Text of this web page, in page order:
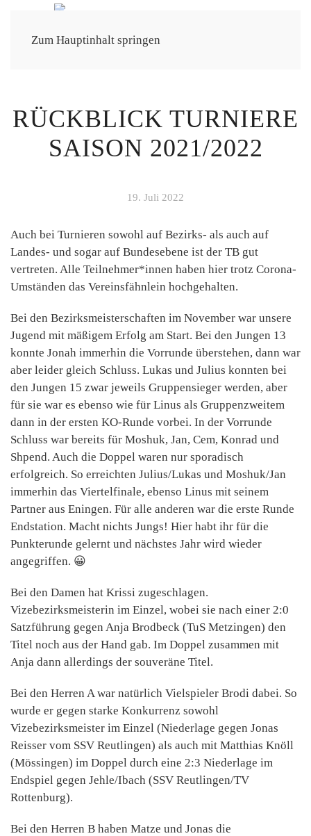
Zum Hauptinhalt springen
RÜCKBLICK TURNIERE
SAISON 2021/2022
19. Juli 2022
Auch bei Turnieren sowohl auf Bezirks- als auch auf
Landes- und sogar auf Bundesebene ist der TB gut
vertreten. Alle Teilnehmer*innen haben hier trotz Corona-
Umständen das Vereinsfähnlein hochgehalten.
Bei den Bezirksmeisterschaften im November war unsere
Jugend mit mäßigem Erfolg am Start. Bei den Jungen 13
konnte Jonah immerhin die Vorrunde überstehen, dann war
aber leider gleich Schluss. Lukas und Julius konnten bei
den Jungen 15 zwar jeweils Gruppensieger werden, aber
für sie war es ebenso wie für Linus als Gruppenzweitem
dann in der ersten KO-Runde vorbei. In der Vorrunde
Schluss war bereits für Moshuk, Jan, Cem, Konrad und
Shpend. Auch die Doppel waren nur sporadisch
erfolgreich. So erreichten Julius/Lukas und Moshuk/Jan
immerhin das Viertelfinale, ebenso Linus mit seinem
Partner aus Eningen. Für alle anderen war die erste Runde
Endstation. Macht nichts Jungs! Hier habt ihr für die
Punkterunde gelernt und nächstes Jahr wird wieder
angegriffen. 😀
Bei den Damen hat Krissi zugeschlagen.
Vizebezirksmeisterin im Einzel, wobei sie nach einer 2:0
Satzführung gegen Anja Brodbeck (TuS Metzingen) den
Titel noch aus der Hand gab. Im Doppel zusammen mit
Anja dann allerdings der souveräne Titel.
Bei den Herren A war natürlich Vielspieler Brodi dabei. So
wurde er gegen starke Konkurrenz sowohl
Vizebezirksmeister im Einzel (Niederlage gegen Jonas
Reisser vom SSV Reutlingen) als auch mit Matthias Knöll
(Mössingen) im Doppel durch eine 2:3 Niederlage im
Endspiel gegen Jehle/Ibach (SSV Reutlingen/TV
Rottenburg).
Bei den Herren B haben Matze und Jonas die